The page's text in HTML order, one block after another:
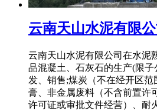
云南天山水泥有限
云南天山水泥有限公司在水泥
品混凝土、石灰石的生产(限
发、销售;煤炭（不在经开区
膏、非金属废料（不含前置许
许可证或审批文件经营）、耐